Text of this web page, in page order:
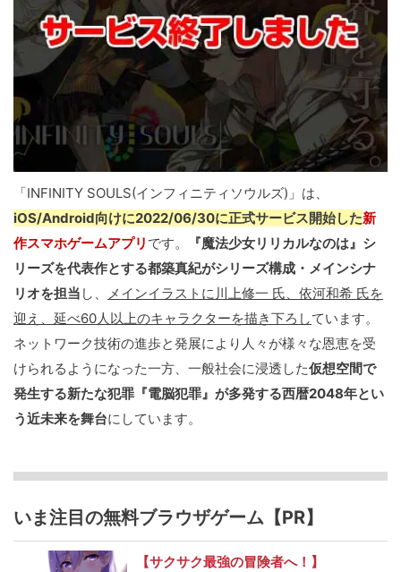
「INFINITY SOULS(インフィニティソウルズ)」は、
iOS/Android向けに2022/06/30に正式サービス開始した新
作スマホゲームアプリ です。
『魔法少女リリカルなのは』シ
リーズを代表作とする都築真紀がシリーズ構成・メインシナ
リオを担当 し、
メインイラストに川上修一 氏、依河和希 氏を
迎え、延べ60人以上のキャラクターを描き下ろしています。
ネットワーク技術の進歩と発展により人々が様々な恩恵を受
けられるようになった一方、一般社会に浸透した仮想空間で
発生する新たな犯罪『電脳犯罪』が多発する西暦2048年とい
う近未来を舞台にしています。
いま注目の無料ブラウザゲーム【PR】
【サクサク最強の冒険者へ！】